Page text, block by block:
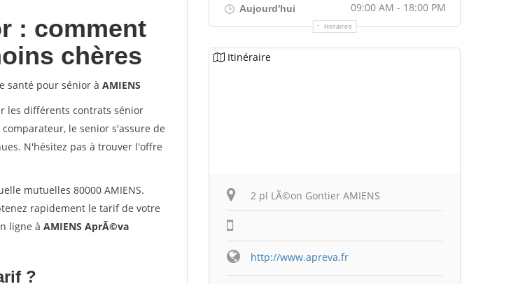
: comment
chères
santé pour sénior à AMIENS
les différents contrats sénior
le senior s'assure de
N'hésitez pas à trouver l'offre
mutuelles 80000 AMIENS.
rapidement le tarif de votre
ligne à AMIENS AprÃ©va
?
Aujourd'hui 09:00 AM - 18:00 PM
Horaires
Itinéraire
2 pl LÃ©on Gontier AMIENS
http://www.apreva.fr